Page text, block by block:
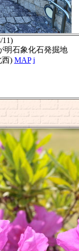
11)
明石象化石発掘地
西) MAP i